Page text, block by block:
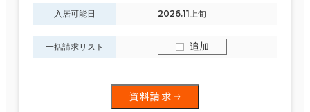
入居可能日 2026.11上旬
一括請求リスト 追加
資料請求